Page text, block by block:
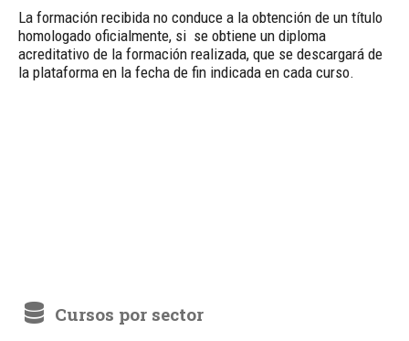
La formación recibida no conduce a la obtención de un título
homologado oficialmente, si se obtiene un diploma
acreditativo de la formación realizada, que se descargará de
la plataforma en la fecha de fin indicada en cada curso.
Cursos por sector